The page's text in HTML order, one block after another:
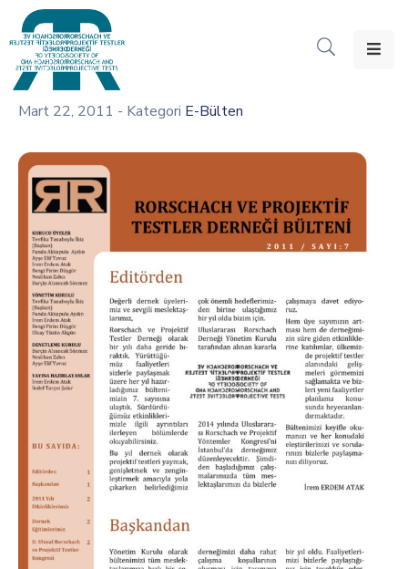
Ana
Sayfa
Dair
Seminerler
Dökümanlar
Etkinlikler
Duyurular
İletişim
Mart 22, 2011 - Kategori E-Bülten